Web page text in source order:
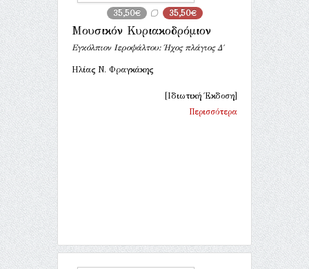
35,50€ 35,50€
Μουσικόν Κυριακοδρόμιον
Εγκόλπιον Ιεροψάλτου: Ήχος πλάγιος Δ΄
Ηλίας Ν. Φραγκάκης
[Ιδιωτική Έκδοση]
Περισσότερα